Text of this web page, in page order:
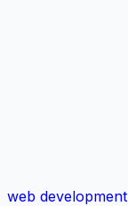
web development